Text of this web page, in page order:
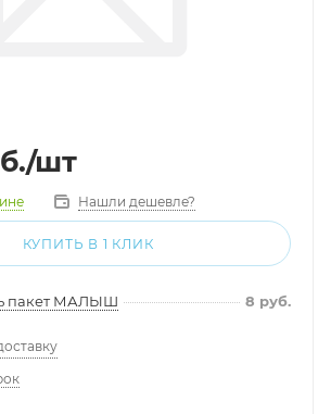
/шт
Нашли дешевле?
КУПИТЬ В 1 КЛИК
пакет МАЛЫШ 8 руб.